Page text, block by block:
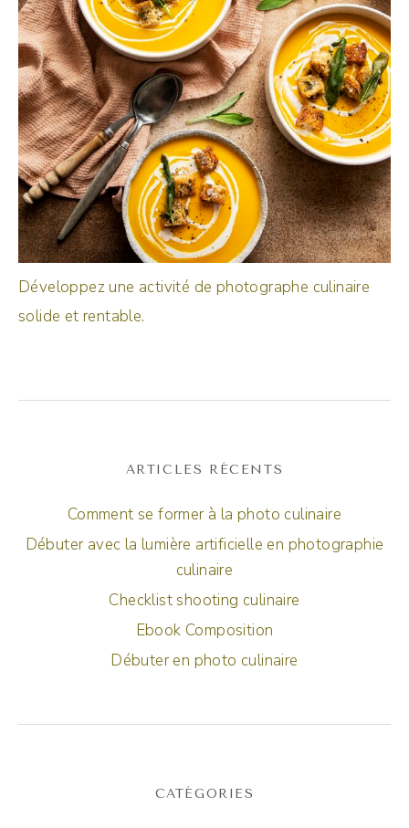
Développez une activité de photographe culinaire
solide et rentable.
ARTICLES RÉCENTS
Comment se former à la photo culinaire
Débuter avec la lumière artificielle en photographie
culinaire
Checklist shooting culinaire
Ebook Composition
Débuter en photo culinaire
CATÉGORIES